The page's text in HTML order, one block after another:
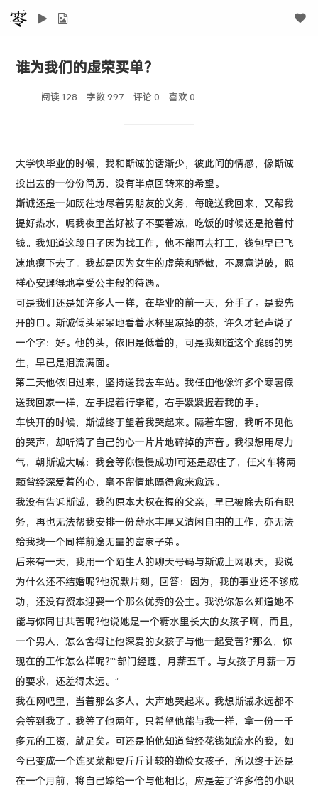
谁为我们的虚荣买单？
阅读 128 字数 997 评论 0 喜欢0
大学快毕业的时候，我和斯诚的话渐少，彼此间的情感，像斯诚
投出去的一份份简历，没有半点回转来的希望。
斯诚还是一如既往地尽着男朋友的义务，每晚送我回来，又帮我
提好热水，嘱我夜里盖好被子不要着凉，吃饭的时候还是抢着付
钱。我知道这段日子因为找工作，他不能再去打工，钱包早已飞
速地瘪下去了。我却是因为女生的虚荣和骄傲，不愿意说破，照
样心安理得地享受公主般的待遇。
可是我们还是如许多人一样，在毕业的前一天，分手了。是我先
开的口。斯诚低头呆呆地看着水杯里凉掉的茶，许久才轻声说了
一个字：好。他的头，依旧是低着的，可是我知道这个脆弱的男
生，早已是泪流满面。
第二天他依旧过来，坚持送我去车站。我任由他像许多个寒暑假
送我回家一样，左手提着行李箱，右手紧紧握着我的手。
车快开的时候，斯诚终于望着我哭起来。隔着车窗，我听不见他
的哭声，却听清了自己的心一片片地碎掉的声音。我很想用尽力
气，朝斯诚大喊：我会等你慢慢成功!可还是忍住了，任火车将两
颗曾经深爱着的心，毫不留情地隔得愈来愈远。
我没有告诉斯诚，我的原本大权在握的父亲，早已被除去所有职
务，再也无法帮我安排一份薪水丰厚又清闲自由的工作，亦无法
给我找一个同样前途无量的富家子弟。
后来有一天，我用一个陌生人的聊天号码与斯诚上网聊天，我说
为什么还不结婚呢?他沉默片刻，回答：因为，我的事业还不够成
功，还没有资本迎娶一个那么优秀的公主。我说你怎么知道她不
能与你同甘共苦呢?他说她是一个糖水里长大的女孩子啊，而且，
一个男人，怎么舍得让他深爱的女孩子与他一起受苦?“那么，你
现在的工作怎么样呢?”“部门经理，月薪五千。与女孩子月薪一万
的要求，还差得太远。”
我在网吧里，当着那么多人，大声地哭起来。我想斯诫永远都不
会等到我了。我等了他两年，只希望他能与我一样，拿一份一千
多元的工资，就足矣。可还是怕他知道曾经花钱如流水的我，如
今已变成一个连买菜都要斤斤计较的勤俭女孩子，所以终于还是
在一个月前，将自己嫁给一个与他相比，应是差了许多倍的小职